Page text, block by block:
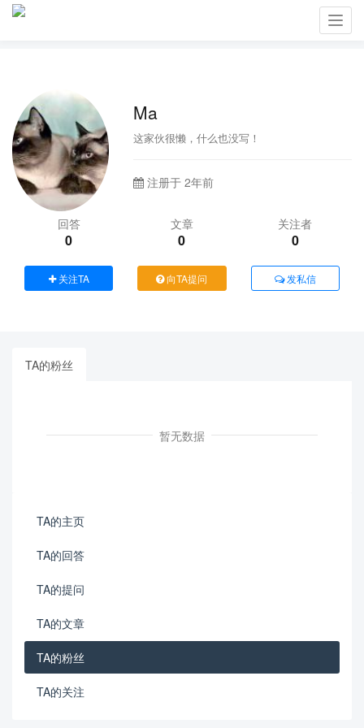
Ma
这家伙很懒，什么也没写！
注册于 2年前
回答
0
文章
0
关注者
0
关注TA 向TA提问 发私信
TA的粉丝
暂无数据
TA的主页
TA的回答
TA的提问
TA的文章
TA的粉丝
TA的关注